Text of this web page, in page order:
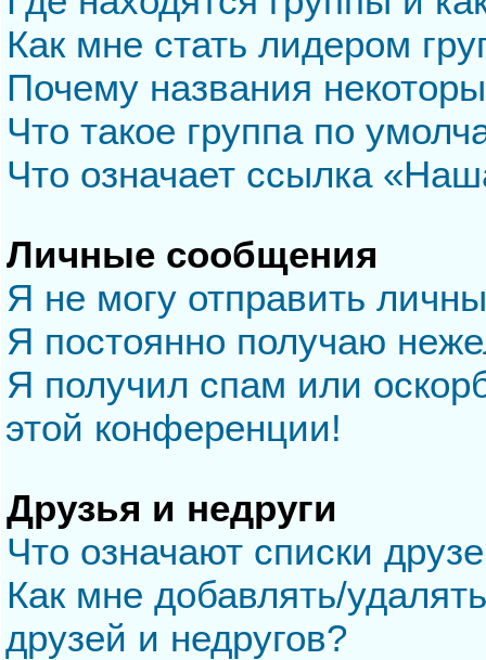
Как мне стать лидером
Почему названия
Что такое группа по
Что означает ссылка
Личные сообщения
Я не могу отправить
Я постоянно получаю
Я получил спам или
этой конференции!
Друзья и недруги
Что означают списки
Как мне добавлять/
друзей и недругов?